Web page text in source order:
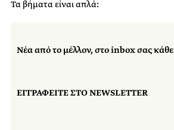
Τα βήματα είναι απλά:
Νέα από το μέλλον, στο inbox σας
ΕΓΓΡΑΦΕΙΤΕ ΣΤΟ NEWSLETTER